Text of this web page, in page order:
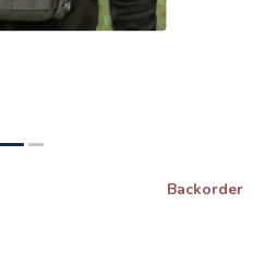
Backorder